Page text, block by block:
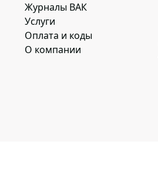
Журналы ВАК
Услуги
Оплата и коды
О компании